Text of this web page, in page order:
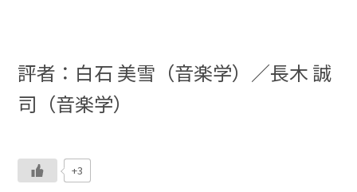
評者：白石 美雪（音楽学）／長木 誠
司（音楽学）
+3